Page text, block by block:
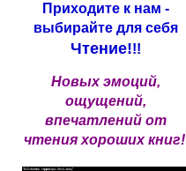
Приходите к нам -
выбирайте для себя
Чтение!!!
Новых эмоций,
ощущений,
впечатлений от
чтения хороших книг!